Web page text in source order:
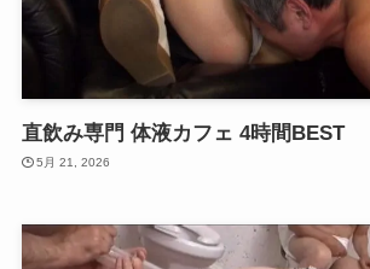
直飲み専門 体液カフェ 4時間BEST
5月 21, 2026